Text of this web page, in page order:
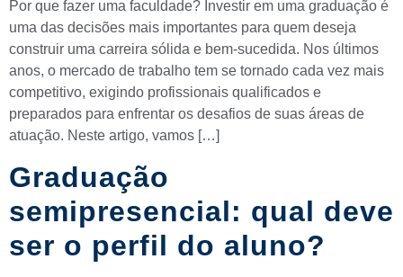
Por que fazer uma faculdade? Investir em uma graduação é
uma das decisões mais importantes para quem deseja
construir uma carreira sólida e bem-sucedida. Nos últimos
anos, o mercado de trabalho tem se tornado cada vez mais
competitivo, exigindo profissionais qualificados e
preparados para enfrentar os desafios de suas áreas de
atuação. Neste artigo, vamos […]
Graduação
semipresencial: qual deve
ser o perfil do aluno?